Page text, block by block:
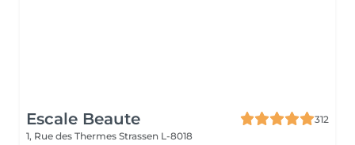
Escale Beaute
312
1, Rue des Thermes Strassen L-8018